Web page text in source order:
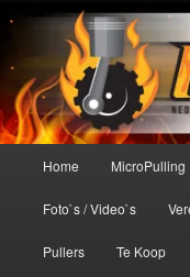
primaire
inhoud
Organisatie
De meest krachtige
Home MicroPulling
Foto`s / Video`s
Pullers Te Koop